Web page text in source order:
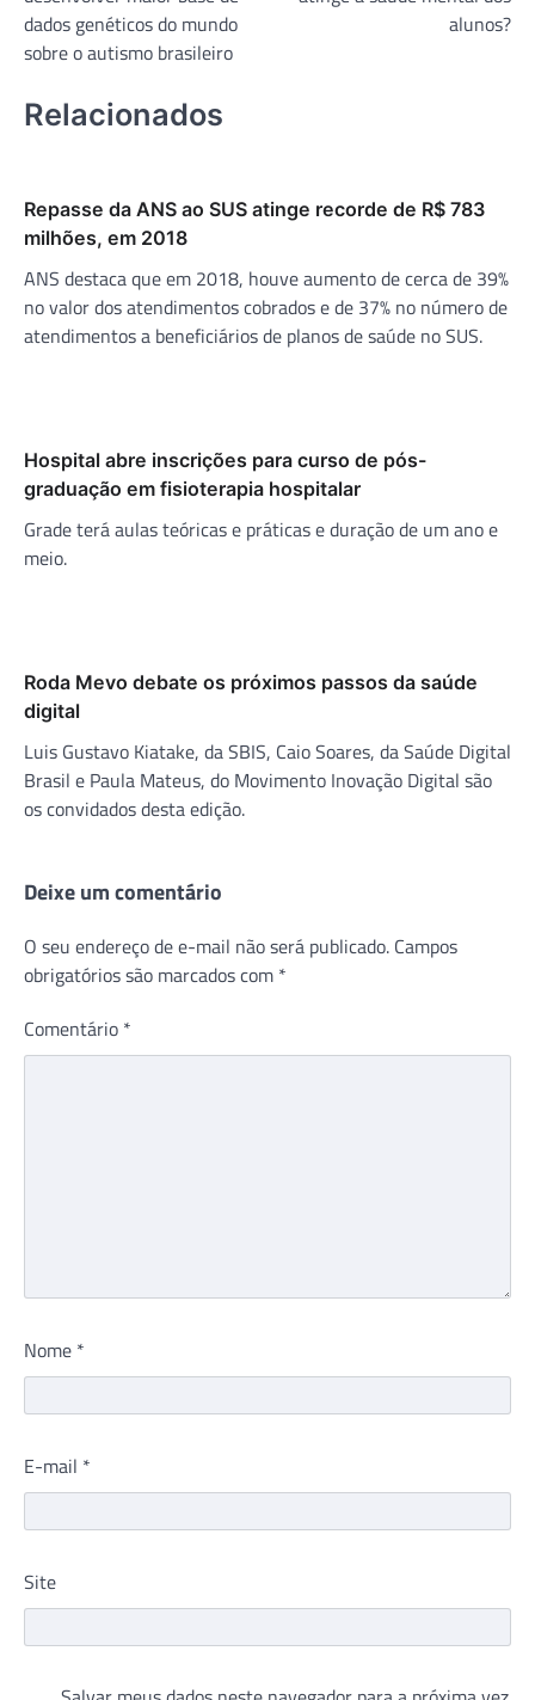
Post
dados genéticos do mundo
sobre o autismo brasileiro
alunos?
Relacionados
Repasse da ANS ao SUS atinge recorde de R$ 783
milhões, em 2018
ANS destaca que em 2018, houve aumento de cerca de 39%
no valor dos atendimentos cobrados e de 37% no número de
atendimentos a beneficiários de planos de saúde no SUS.
Hospital abre inscrições para curso de pós-
graduação em fisioterapia hospitalar
Grade terá aulas teóricas e práticas e duração de um ano e
meio.
Roda Mevo debate os próximos passos da saúde
digital
Luis Gustavo Kiatake, da SBIS, Caio Soares, da Saúde Digital
Brasil e Paula Mateus, do Movimento Inovação Digital são
os convidados desta edição.
Deixe um comentário
O seu endereço de e-mail não será publicado. Campos
obrigatórios são marcados com *
Comentário *
Nome *
E-mail *
Site